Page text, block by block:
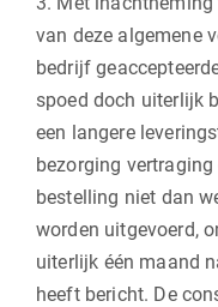
van deze algemene
bedrijf
spoed doch uiterlijk
een langere
bezorging
bestelling niet dan
worden uitgevoerd,
uiterlijk één maand
heeft bericht. De